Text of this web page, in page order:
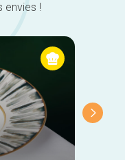
envies !